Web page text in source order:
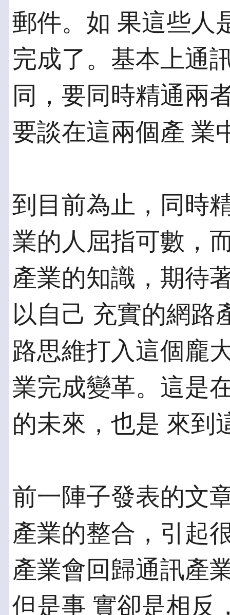
郵件。如 果這些人
完成了。基本上通
同，要同時精通兩
要談在這兩個產 業
到目前為止，同時
業的人屈指可數，
產業的知識，期待
以自己 充實的網路
路思維打入這個龐
業完成變革。這是
的未來，也是 來到
前一陣子發表的文
產業的整合，引起
產業會回歸通訊產
但是事 實卻是相反